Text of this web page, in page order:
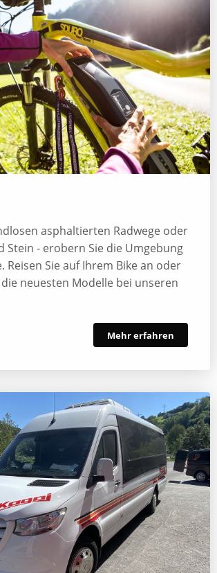
asphaltierten Radwege oder
Stein - erobern Sie die Umgebung
Reisen Sie auf Ihrem Bike an oder
neuesten Modelle bei unseren
Mehr erfahren